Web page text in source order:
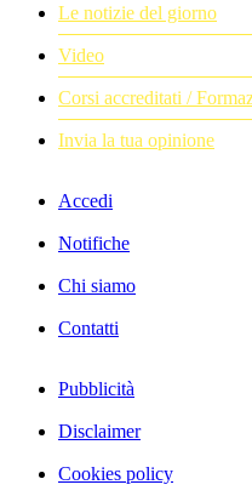
Le notizie del giorno
Video
Corsi accreditati /
Invia la tua opinione
Accedi
Notifiche
Chi siamo
Contatti
Pubblicità
Disclaimer
Cookies policy